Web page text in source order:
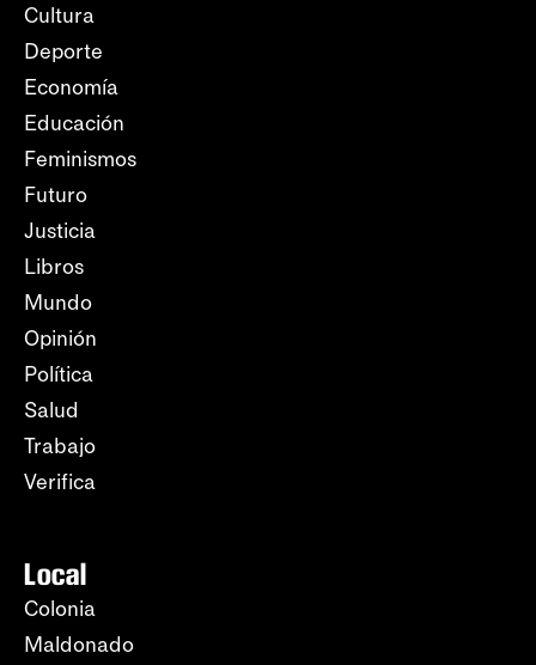
Cultura
Deporte
Economía
Educación
Feminismos
Futuro
Justicia
Libros
Mundo
Opinión
Política
Salud
Trabajo
Verifica
Local
Colonia
Maldonado